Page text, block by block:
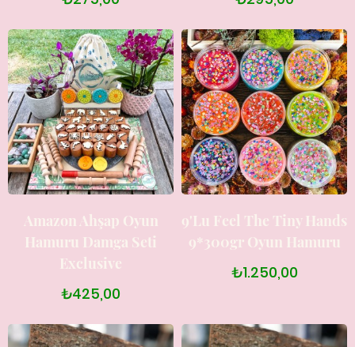
Amazon Ahşap Oyun
Hamuru Damga Seti
Exclusive
₺425,00
9'lu Feel The Tiny Hands
9*300gr Oyun Hamuru
₺1.250,00